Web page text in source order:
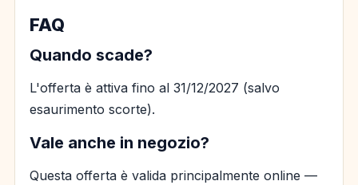
FAQ
Quando scade?
L'offerta è attiva fino al 31/12/2027 (salvo
esaurimento scorte).
Vale anche in negozio?
Questa offerta è valida principalmente online —